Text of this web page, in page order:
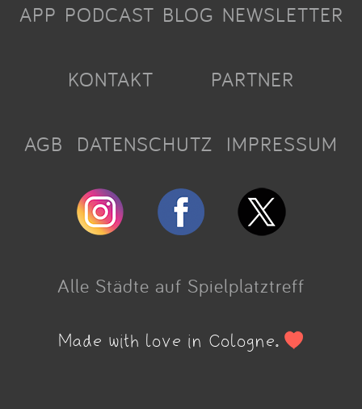
APP PODCAST BLOG NEWSLETTER
KONTAKT PARTNER
AGB DATENSCHUTZ IMPRESSUM
Alle Städte auf Spielplatztreff
Made with love in Cologne.